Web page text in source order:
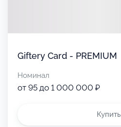
Giftery Card - PREMIUM
Номинал
от 95 до 1 000 000 ₽
Купить